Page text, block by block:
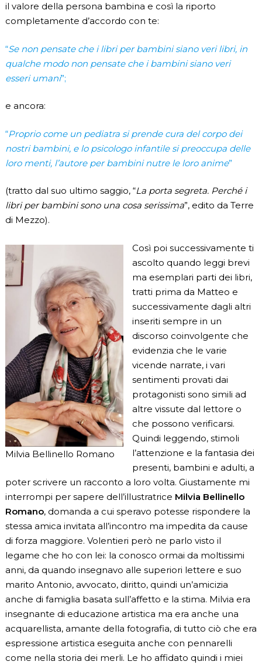
il valore della persona bambina e così la riporto
completamente d’accordo con te:
“Se non pensate che i libri per bambini siano veri libri, in
qualche modo non pensate che i bambini siano veri
esseri umani”;
e ancora:
“Proprio come un pediatra si prende cura del corpo dei
nostri bambini, e lo psicologo infantile si preoccupa delle
loro menti, l’autore per bambini nutre le loro anime”
(tratto dal suo ultimo saggio, “La porta segreta. Perché i
libri per bambini sono una cosa serissima”, edito da Terre
di Mezzo).
Milvia Bellinello Romano
Così poi successivamente ti
ascolto quando leggi brevi
ma esemplari parti dei libri,
tratti prima da Matteo e
successivamente dagli altri
inseriti sempre in un
discorso coinvolgente che
evidenzia che le varie
vicende narrate, i vari
sentimenti provati dai
protagonisti sono simili ad
altre vissute dal lettore o
che possono verificarsi.
Quindi leggendo, stimoli
l’attenzione e la fantasia dei
presenti, bambini e adulti, a
poter scrivere un racconto a loro volta. Giustamente mi
interrompi per sapere dell’illustratrice Milvia Bellinello
Romano, domanda a cui speravo potesse rispondere la
stessa amica invitata all’incontro ma impedita da cause
di forza maggiore. Volentieri però ne parlo visto il
legame che ho con lei: la conosco ormai da moltissimi
anni, da quando insegnavo alle superiori lettere e suo
marito Antonio, avvocato, diritto, quindi un’amicizia
anche di famiglia basata sull’affetto e la stima. Milvia era
insegnante di educazione artistica ma era anche una
acquarellista, amante della fotografia, di tutto ciò che era
espressione artistica eseguita anche con pennarelli
come nella storia dei merli. Le ho affidato quindi i miei